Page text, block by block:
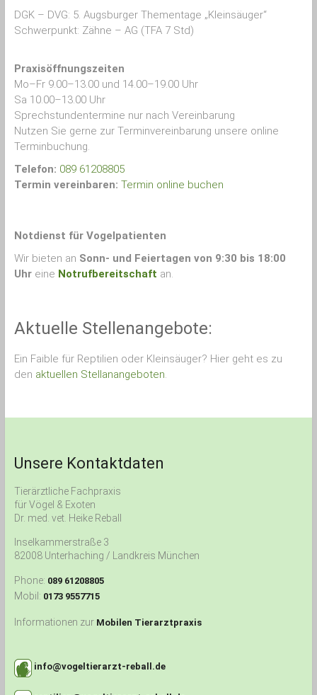
DGK – DVG: 5. Augsburger Thementage „Kleinsäuger“
Schwerpunkt: Zähne – AG (TFA 7 Std)
Praxisöffnungszeiten
Mo–Fr 9.00–13.00 und 14.00–19.00 Uhr
Sa 10.00–13.00 Uhr
Sprechstundentermine nur nach Vereinbarung
Nutzen Sie gerne zur Terminvereinbarung unsere online
Terminbuchung.
Telefon: 089 61208805
Termin vereinbaren: Termin online buchen
Notdienst für Vogelpatienten
Wir bieten an Sonn- und Feiertagen von 9:30 bis 18:00
Uhr eine Notrufbereitschaft an.
Aktuelle Stellenangebote:
Ein Faible für Reptilien oder Kleinsäuger? Hier geht es zu
den aktuellen Stellanangeboten.
Unsere Kontaktdaten
Tierärztliche Fachpraxis
für Vögel & Exoten
Dr. med. vet. Heike Reball
Inselkammerstraße 3
82008 Unterhaching / Landkreis München
Phone: 089 61208805
Mobil: 0173 9557715
Informationen zur Mobilen Tierarztpraxis
info@vogeltierarzt-reball.de